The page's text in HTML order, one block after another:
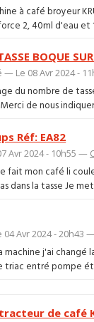
à café broyeur
2, 40ml d'eau et
BOQUE
— Le 08 Avr 2024 -
du nombre de
de nous
Réf: EA82
Avr 2024 - 10h55 —
fait mon café li
dans la tasse Je
Avr 2024 - 20h43
machine j'ai changé
entré pompe
de café